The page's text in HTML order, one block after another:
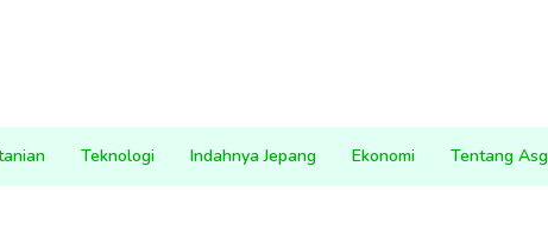
Teknologi Indahnya Jepang Ekonomi Tentang